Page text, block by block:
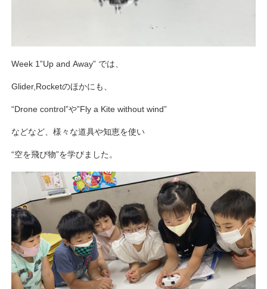
Week 1”Up and Away” では、
Glider,Rocketのほかにも、
“Drone control”や”Fly a Kite without wind”
などなど、様々な道具や知恵を使い
“空を飛び物”を学びました。